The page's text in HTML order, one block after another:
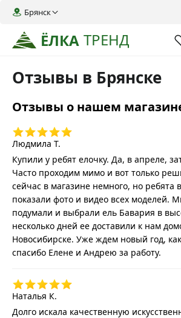
ЁЛКА ТРЕНД
Брянск
Отзывы в Брянске
Отзывы о нашем
Людмила Т.
Купили у ребят елочку. Да, в апреле,
Часто проходим мимо и вот только
сейчас в магазине немного, но ребята
показали фото и видео всех моделей.
подумали и выбрали ель Бавария в
несколько дней ее доставили к нам
Новосибирске. Уже ждем новый год,
спасибо Елене и Андрею за работу.
Наталья К.
Долго искала качественную